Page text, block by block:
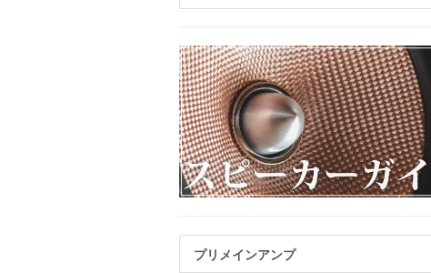
プリメインアンプ